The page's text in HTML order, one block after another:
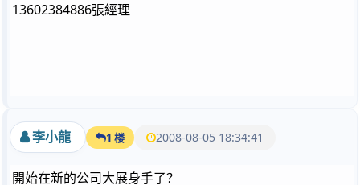
13602384886張經理
李小龍 1 楼 2008-08-05 18:34:41
開始在新的公司大展身手了？